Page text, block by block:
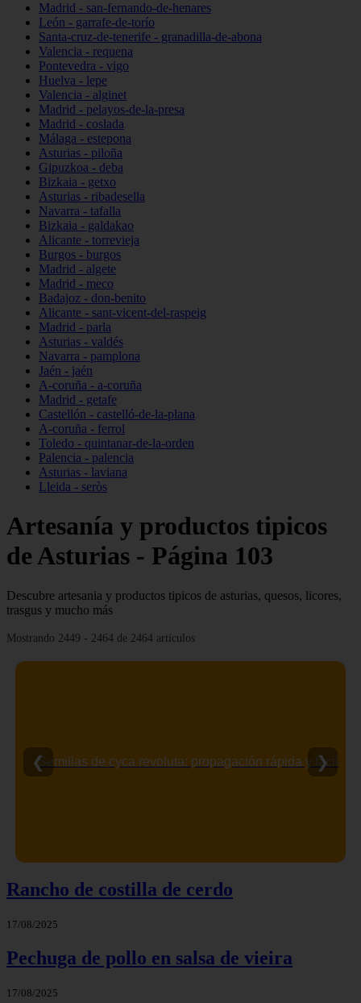
Madrid - san-fernando-de-henares
León - garrafe-de-torío
Santa-cruz-de-tenerife - granadilla-de-abona
Valencia - requena
Pontevedra - vigo
Huelva - lepe
Valencia - alginet
Madrid - pelayos-de-la-presa
Madrid - coslada
Málaga - estepona
Asturias - piloña
Gipuzkoa - deba
Bizkaia - getxo
Asturias - ribadesella
Navarra - tafalla
Bizkaia - galdakao
Alicante - torrevieja
Burgos - burgos
Madrid - algete
Madrid - meco
Badajoz - don-benito
Alicante - sant-vicent-del-raspeig
Madrid - parla
Asturias - valdés
Navarra - pamplona
Jaén - jaén
A-coruña - a-coruña
Madrid - getafe
Castellón - castelló-de-la-plana
A-coruña - ferrol
Toledo - quintanar-de-la-orden
Palencia - palencia
Asturias - laviana
Lleida - seròs
Artesanía y productos tipicos
de Asturias - Página 103
Descubre artesania y productos tipicos de asturias, quesos, licores,
trasgus y mucho más
Mostrando 2449 - 2464 de 2464 artículos
Semillas de cyca revoluta: propagación rápida y fácil
❮ ❯
Rancho de costilla de cerdo
17/08/2025
Pechuga de pollo en salsa de vieira
17/08/2025